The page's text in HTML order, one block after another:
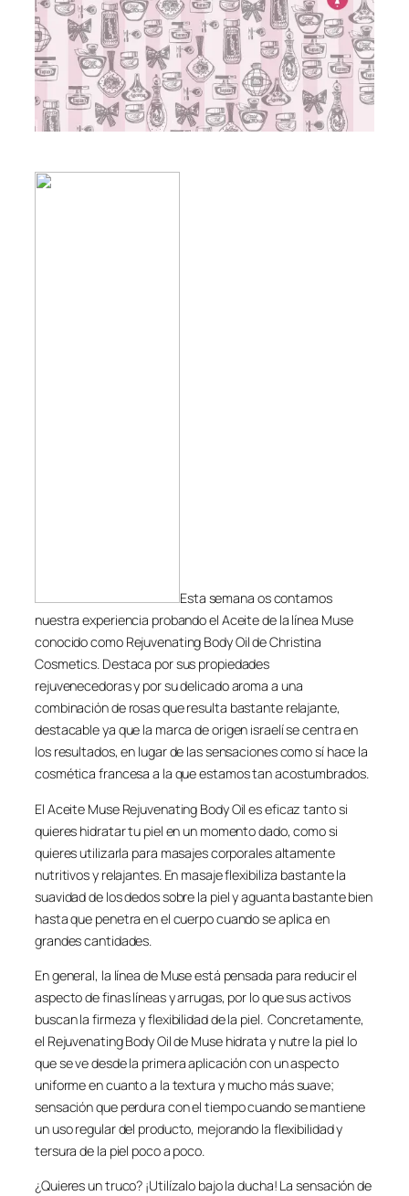
Esta semana os contamos
nuestra experiencia probando el Aceite de la línea Muse
conocido como Rejuvenating Body Oil de Christina
Cosmetics. Destaca por sus propiedades
rejuvenecedoras y por su delicado aroma a una
combinación de rosas que resulta bastante relajante,
destacable ya que la marca de origen israelí se centra en
los resultados, en lugar de las sensaciones como sí hace la
cosmética francesa a la que estamos tan acostumbrados.
El Aceite Muse Rejuvenating Body Oil es eficaz tanto si
quieres hidratar tu piel en un momento dado, como si
quieres utilizarla para masajes corporales altamente
nutritivos y relajantes. En masaje flexibiliza bastante la
suavidad de los dedos sobre la piel y aguanta bastante bien
hasta que penetra en el cuerpo cuando se aplica en
grandes cantidades.
En general, la línea de Muse está pensada para reducir el
aspecto de finas líneas y arrugas, por lo que sus activos
buscan la firmeza y flexibilidad de la piel. Concretamente,
el Rejuvenating Body Oil de Muse hidrata y nutre la piel lo
que se ve desde la primera aplicación con un aspecto
uniforme en cuanto a la textura y mucho más suave;
sensación que perdura con el tiempo cuando se mantiene
un uso regular del producto, mejorando la flexibilidad y
tersura de la piel poco a poco.
¿Quieres un truco? ¡Utilízalo bajo la ducha! La sensación de